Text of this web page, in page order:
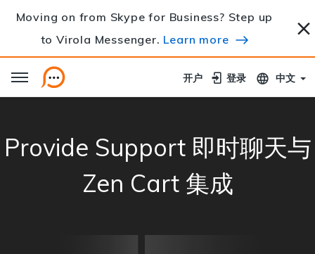
Moving on from Skype for Business? Step up
to Virola Messenger. Learn more
开户
开户 登录
登录 中文
Provide Support 即时聊天与
Zen Cart 集成